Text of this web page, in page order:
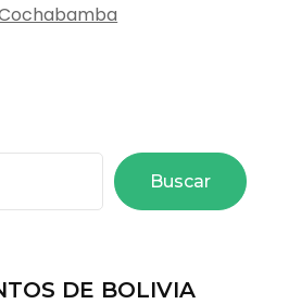
Buscar
DE BOLIVIA